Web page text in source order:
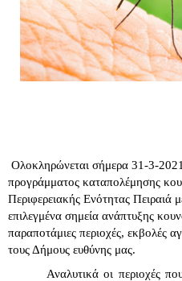
Ολοκληρώνεται σήμερα 31-3-
προγράμματος καταπολέμησης
Περιφερειακής Ενότητας Πειραιά
επιλεγμένα σημεία ανάπτυξης
παραποτάμιες περιοχές, εκβολές
τους Δήμους ευθύνης μας.
Αναλυτικά οι περιοχές